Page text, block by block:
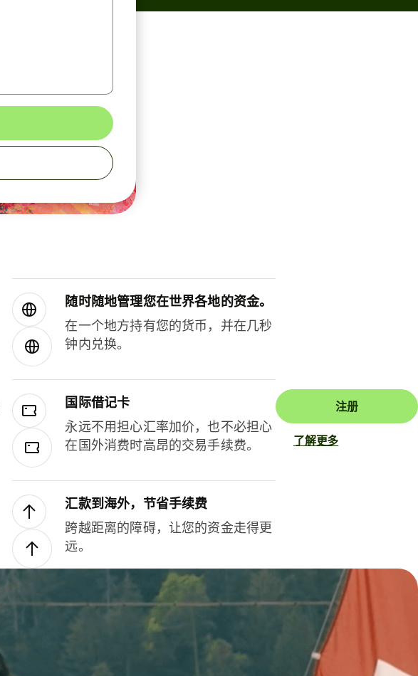
随时随地管理您在世界各地的资金。
在一个地方持有您的货币，并在几秒
钟内兑换。
国际借记卡
永远不用担心汇率加价，也不必担心
在国外消费时高昂的交易手续费。
汇款到海外，节省手续费
跨越距离的障碍，让您的资金走得更
远。
注册
了解更多